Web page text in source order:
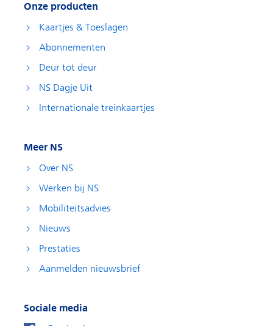
Onze producten
Kaartjes & Toeslagen
Abonnementen
Deur tot deur
NS Dagje Uit
Internationale treinkaartjes
Meer NS
Over NS
Werken bij NS
Mobiliteitsadvies
Nieuws
Prestaties
Aanmelden nieuwsbrief
Sociale media